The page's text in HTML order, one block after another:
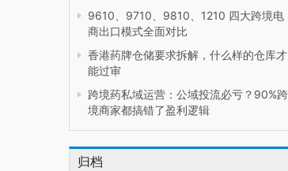
9610、9710、9810、1210 四大跨境电
商出口模式全面对比
香港药牌仓储要求拆解，什么样的仓库才
能过审
跨境药私域运营：公域投流必亏？90%跨
境商家都搞错了盈利逻辑
归档